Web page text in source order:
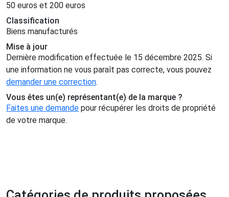
50 euros et 200 euros
Classification
Biens manufacturés
Mise à jour
Dernière modification effectuée le 15 décembre 2025. Si
une information ne vous paraît pas correcte, vous pouvez
demander une correction.
Vous êtes un(e) représentant(e) de la marque ?
Faites une demande pour récupérer les droits de propriété
de votre marque.